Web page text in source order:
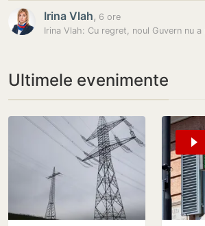
Irina Vlah, 6 ore
Ultimele evenimente